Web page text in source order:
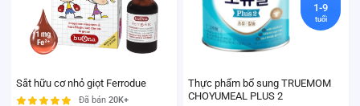
Sắt hữu cơ nhỏ giọt Ferrodue
Đã bán 20K+
1-9
tuổi
Thực phẩm bổ sung TRUEMOM
CHOYUMEAL PLUS 2